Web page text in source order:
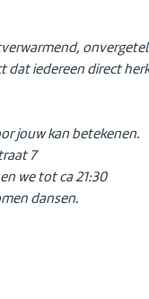
iedereen direct
jouw kan betekenen.
7
we tot ca 21:30
dansen.